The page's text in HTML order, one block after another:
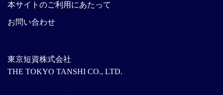
東京短資株式会社
THE TOKYO TANSHI CO., LTD.
本サイトのご利用にあたって
お問い合わせ